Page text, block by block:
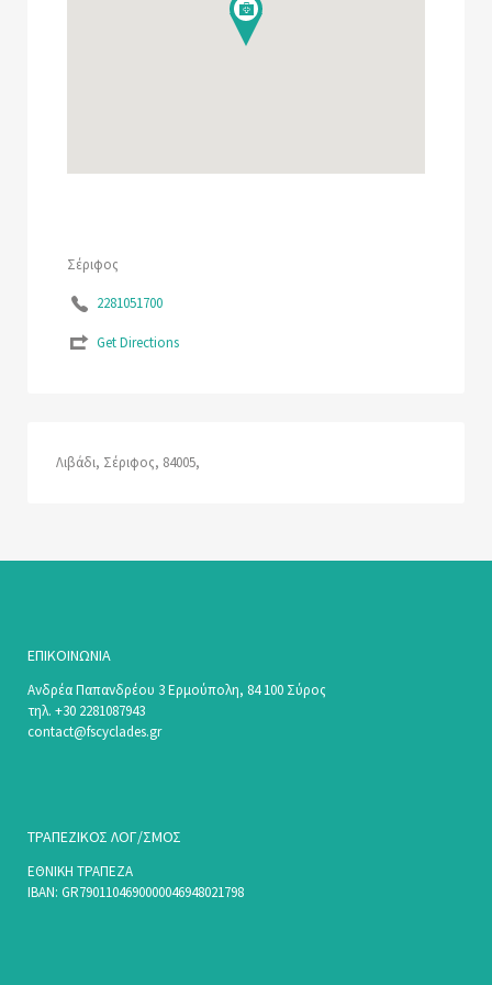
Σέριφος
2281051700
Get Directions
Λιβάδι, Σέριφος, 84005,
ΕΠΙΚΟΙΝΩΝΊΑ
Ανδρέα Παπανδρέου 3 Ερμούπολη, 84 100 Σύρος
τηλ. +30 2281087943
contact@fscyclades.gr
ΤΡΑΠΕΖΙΚΟΣ ΛΟΓ/ΣΜΟΣ
ΕΘΝΙΚΗ ΤΡΑΠΕΖΑ
ΙΒΑΝ: GR7901104690000046948021798